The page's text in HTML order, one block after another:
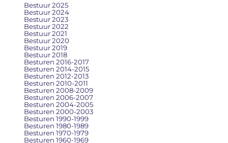
Bestuur 2025
Bestuur 2024
Bestuur 2023
Bestuur 2022
Bestuur 2021
Bestuur 2020
Bestuur 2019
Bestuur 2018
Besturen 2016-2017
Besturen 2014-2015
Besturen 2012-2013
Besturen 2010-2011
Besturen 2008-2009
Besturen 2006-2007
Besturen 2004-2005
Besturen 2000-2003
Besturen 1990-1999
Besturen 1980-1989
Besturen 1970-1979
Besturen 1960-1969